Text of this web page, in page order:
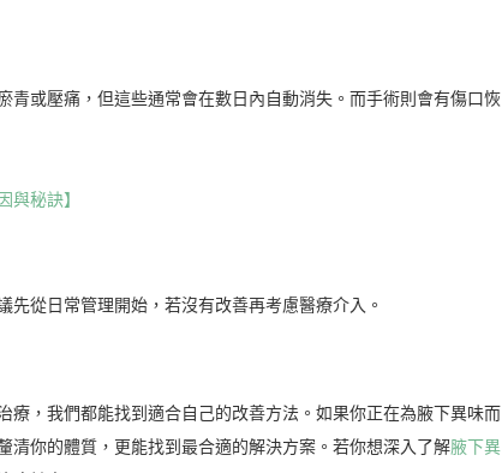
或壓痛，但這些通常會在數日內自動消失。而手術則會有傷口恢
與秘訣】
從日常管理開始，若沒有改善再考慮醫療介入。
療，我們都能找到適合自己的改善方法。如果你正在為腋下異味而
清你的體質，更能找到最合適的解決方案。若你想深入了解腋下異